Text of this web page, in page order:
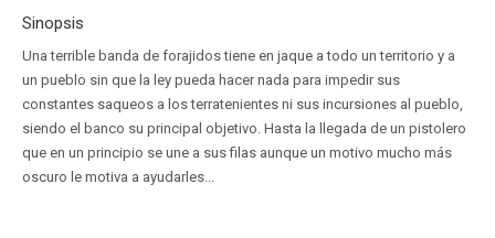
Sinopsis
Una terrible banda de forajidos tiene en jaque a todo un territorio y a
un pueblo sin que la ley pueda hacer nada para impedir sus
constantes saqueos a los terratenientes ni sus incursiones al pueblo,
siendo el banco su principal objetivo. Hasta la llegada de un pistolero
que en un principio se une a sus filas aunque un motivo mucho más
oscuro le motiva a ayudarles...